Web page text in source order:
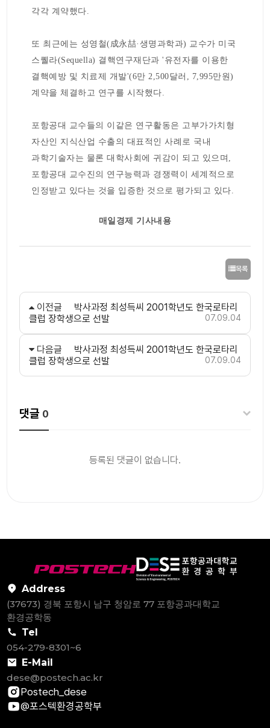
각각 계약했다.
또 최근에는 성영철(成永喆·생명과학과) 교수가 미국
스퀠라(Sequella) 결핵연구재단과 '유전자를 이용한
결핵예방 및 치료제 개발'(6만 2,500달러, 7,995만원)
계약을 체결하고 연구를 시작했다.
포항공대 교수들의 이같은 연구활동은 고부가가치형
자산인 지식산업 수출의 대표적인 사례로 국내
과학기술자는 물론 대학사회에 귀감이 되고 있으며,
포항공대 교수진의 연구능력과 경쟁력이 세계적으로
인정받고 있다는 것을 입증한 것으로 평가되고 있다.
매일경제 기사내용
목록
이전글
박사과정 최성득씨 2001학년도 한국로타리
클럽 장학생으로 선발
07.09.04
다음글
박사과정 최성득씨 2001학년도 한국로타리
클럽 장학생으로 선발
07.09.04
댓글 0
등록된 댓글이 없습니다.
Address
(37673) 경북 포항시 남구 청암로 77 포항공과대학교
환경공학동
Tel
054-279-8301~6
E-Mail
dese@postech.ac.kr
Postech_dese
@포스텍환경공학부